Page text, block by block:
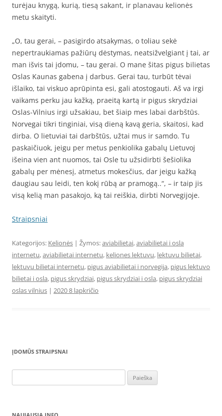
turėjau knygą, kurią, tiesą sakant, ir planavau kelionės
metu skaityti.
„O, tau gerai, – pasigirdo atsakymas, o toliau sekė
nepertraukiamas pažiūrų dėstymas, neatsižvelgiant į tai, ar
man išvis tai įdomu, – tau gerai. O mane šitas pigus bilietas
Oslas Kaunas gabena į darbus. Gerai tau, turbūt tėvai
išlaiko, tai viskuo aprūpinta esi, gali atostogauti. Aš va irgi
vaikams perku jau kažką, praeitą kartą ir pigus skrydziai
Oslas-Vilnius irgi užsakiau, bet šiaip mes labai darbštūs.
Norvegai tikri tinginiai, visą dieną kavą geria, skaitosi, kad
dirba. O lietuviai tai darbštūs, užtai mus ir samdo. Tu
paskaičiuok, jeigu per metus penkiolika gabalų Lietuvoj
išeina vien ant nuomos, tai Osle tu užsidirbti šešiolika
gabalų per mėnesį, atmetus mokesčius, dar jeigu kažką
daugiau sau leidi, ten kokį rūbą ar pramogą..“, – ir taip jis
visą kelią man pasakojo, ką tai reiškia, dirbti Norvegijoje.
Straipsniai
Kategorijos: Kelionės | Žymos:aviabilietai,aviabilietai i osla
internetu,aviabilietai internetu, keliones lektuvu, lektuvu bilietai,
lektuvu bilietai internetu, pigus aviabilietai i norvegija, pigus lektuvo
bilietai i osla, pigus skrydziai, pigus skrydziai i osla, pigus skrydziai
oslas vilnius | 2020 8 lapkričio
ĮDOMŪS STRAIPSNAI